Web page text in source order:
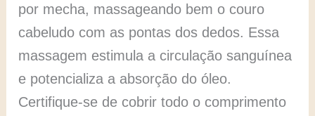
por mecha, massageando bem o couro
cabeludo com as pontas dos dedos. Essa
massagem estimula a circulação sanguínea
e potencializa a absorção do óleo.
Certifique-se de cobrir todo o comprimento